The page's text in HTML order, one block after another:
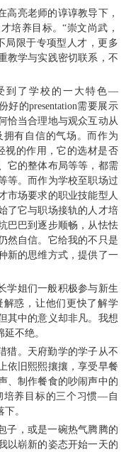
高亮老师的谆谆教导下，
培养目标。“崇文尚武，
局限于专项型人才，更多
教学与实践密切联系，不
到了学校的一大特色—
好的presentation需要展示
恰当合理地与观众互动从
有自信的气场。而作为
视的作用，它的选材是否
它的整体布局等等，都需
等。而作为学校至职场过
市场要求的职业技能型人
了它与职场接轨的人才培
巴巴到逐步顺畅，从怯怯
然自信。它给我的不只是
新的思维方式，提供了一
学姐们一般积极参与新生
惑，让他们更快了解学
其中的意义却非凡。我想
不绝。
猎。天府勤学的学子从不
依旧熙熙攘攘，享受早餐
、制作餐食的吵闹声中的
培养目标的三个习惯—自
。
子，或是一碗热气腾腾的
以崭新的姿态开始一天的